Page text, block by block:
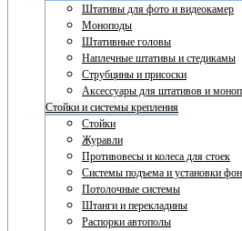
Штативы для фото и видеокамер
Моноподы
Штативные головы
Наплечные штативы и стедикамы
Струбцины и присоски
Аксессуары для штативов и
Стойки и системы крепления
Стойки
Журавли
Противовесы и колеса для стоек
Системы подъема и установки
Потолочные системы
Штанги и перекладины
Распорки автополы